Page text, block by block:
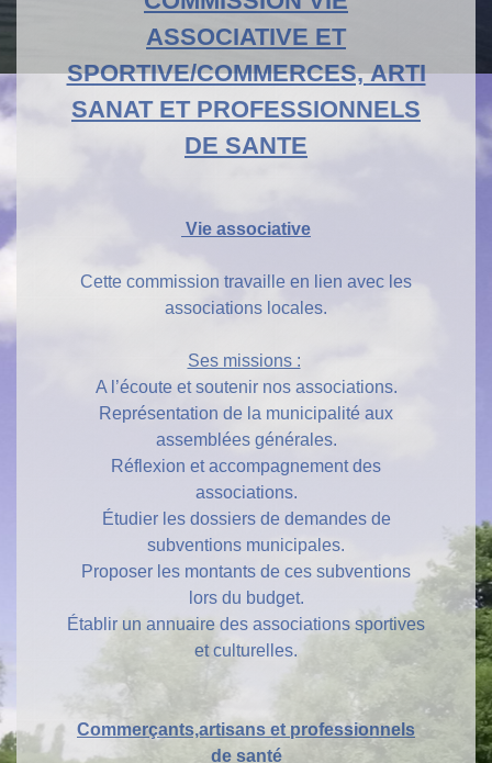
ASSOCIATIVE ET
SPORTIVE/COMMERCES, ARTI
SANAT ET PROFESSIONNELS
DE SANTE
Vie associative
Cette commission travaille en lien avec les
associations locales.
Ses missions :
A l’écoute et soutenir nos associations.
Représentation de la municipalité aux
assemblées générales.
Réflexion et accompagnement des
associations.
Étudier les dossiers de demandes de
subventions municipales.
Proposer les montants de ces subventions
lors du budget.
Établir un annuaire des associations sportives
et culturelles.
Commerçants,artisans et professionnels
de santé